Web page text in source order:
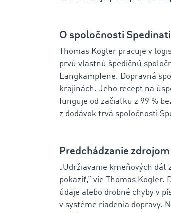
O spoločnosti
Thomas Kogler pracuje v
prvú vlastnú špedičnú
Langkampfene. Dopravná
krajinách. Jeho recept na
funguje od začiatku z 99 %
z dodávok trvá spoločnosti
Predchádzanie
„Udržiavanie kmeňových dát
pokaziť,“ vie Thomas Kogler.
údaje alebo drobné chyby v
v systéme riadenia dopravy.